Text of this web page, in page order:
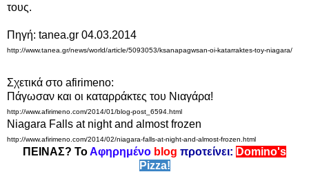
τους.
Πηγή: tanea.gr 04.03.2014
http://www.tanea.gr/news/world/article/5093053/ksanapagwsan-oi-katarraktes-toy-niagara/
Σχετικά στο afirimeno:
Πάγωσαν και οι καταρράκτες του Νιαγάρα!
http://www.afirimeno.com/2014/01/blog-post_6594.html
Niagara Falls at night and almost frozen
http://www.afirimeno.com/2014/02/niagara-falls-at-night-and-almost-frozen.html
ΠΕΙΝΑΣ? ΤοΑφηρημένο blog προτείνει: Domino's
Pizza!